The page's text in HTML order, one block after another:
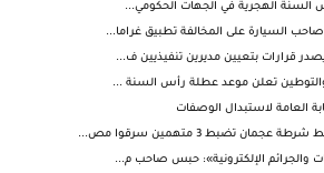
السيارة على المخالفة تطبيق غراما...
قرارات بتعيين مديرين تنفيذيين ف...
والتوطين تعلن موعد عطلة رأس السنة ...
العامة لاستبدال الوصفات
والجرائم الإلكترونية»: حبس صاحب م...